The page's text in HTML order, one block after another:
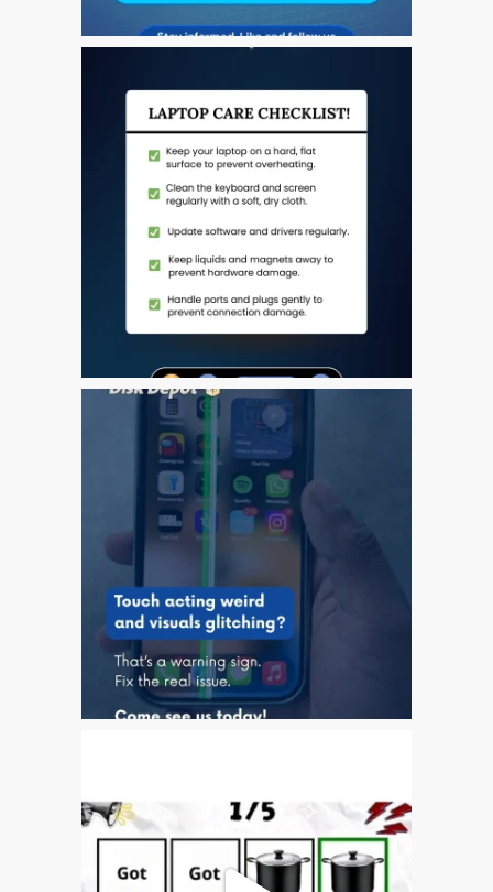
MacBook, MacBook Pro,
Neo
Ordinateurs Apple Mac
reconditionnés à Dundee
Pourquoi faire confiance à
Mac réparation avec votre
Apple?
Remplacement de la
batterie pour votre iPhone
Réparation Apple iPad
Tablet
Réparation d’écran fissuré
pour Apple MacBook à
Dundee – modèles Pro,
Air et Neo
Dundee
Réparation de Mac
(macOS et OS X)
Service de réparation
rapide
“Facebook Repairs”
High-Speed Guaranteed
Service Options